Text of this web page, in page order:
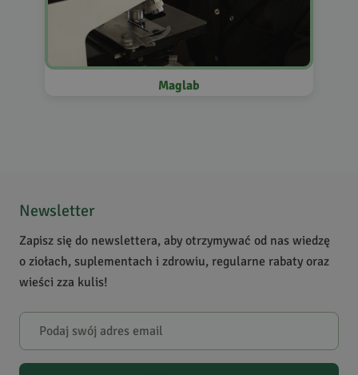
Maglab
Newsletter
Zapisz się do newslettera, aby otrzymywać od nas wiedzę
o ziołach, suplementach i zdrowiu, regularne rabaty oraz
wieści zza kulis!